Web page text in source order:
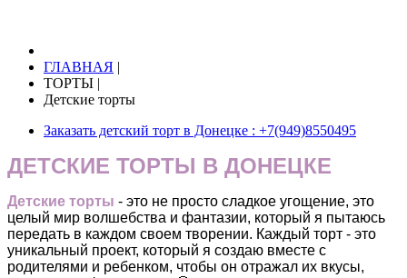
ГЛАВНАЯ |
ТОРТЫ |
Детские торты
Заказать детский торт в Донецке : +7(949)8550495
ДЕТСКИЕ ТОРТЫ В ДОНЕЦКЕ
Детские торты - это не просто сладкое угощение, это
целый мир волшебства и фантазии, который я пытаюсь
передать в каждом своем творении. Каждый торт - это
уникальный проект, который я создаю вместе с
родителями и ребенком, чтобы он отражал их вкусы,